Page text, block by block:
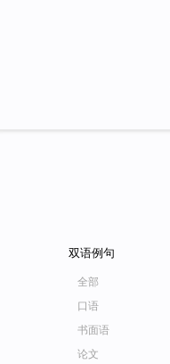
双语例句
全部
口语
书面语
论文